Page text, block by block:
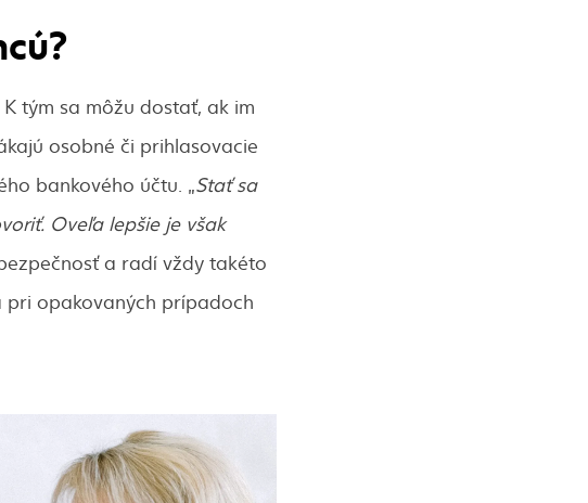
tým sa môžu dostať, ak im
osobné či prihlasovacie
bankového účtu. „Stať sa
Oveľa lepšie je však
a radí vždy takéto
opakovaných prípadoch